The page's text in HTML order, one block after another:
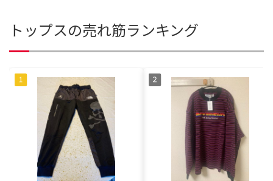
トップスの売れ筋ランキング